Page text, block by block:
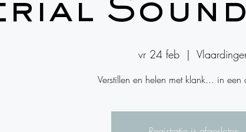
vr 24 feb
  |
Verstillen en helen met klank... in een